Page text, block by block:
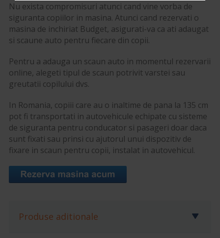
Nu exista compromisuri atunci cand vine vorba de
siguranta copiilor in masina. Atunci cand rezervati o
masina de inchiriat Budget, asigurati-va ca ati adaugat
si scaune auto pentru fiecare din copii.
Pentru a adauga un scaun auto in momentul rezervarii
online, alegeti tipul de scaun potrivit varstei sau
greutatii copilului dvs.
In Romania, copiii care au o inaltime de pana la 135 cm
pot fi transportati in autovehicule echipate cu sisteme
de siguranta pentru conducator si pasageri doar daca
sunt fixati sau prinsi cu ajutorul unui dispozitiv de
fixare in scaun pentru copii, instalat in autovehicul.
Produse aditionale